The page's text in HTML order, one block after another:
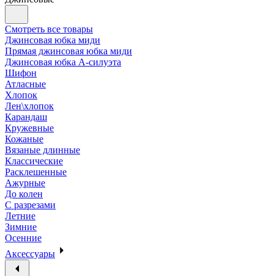
Смотреть все товары
Джинсовая юбка миди
Прямая джинсовая юбка миди
Джинсовая юбка А-силуэта
Шифон
Атласные
Хлопок
Лен\хлопок
Карандаш
Кружевные
Кожаные
Вязаные длинные
Классические
Расклешенные
Ажурные
До колен
С разрезами
Летние
Зимние
Осенние
Аксессуары